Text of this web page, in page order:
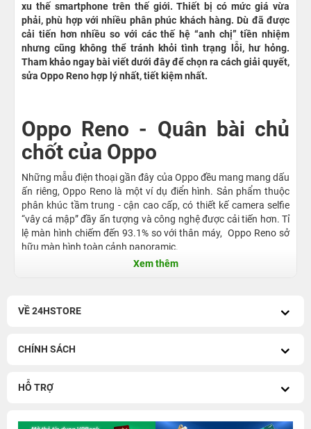
xu thế smartphone trên thế giới. Thiết bị có mức giá vừa
phải, phù hợp với nhiều phân phúc khách hàng. Dù đã được
cải tiến hơn nhiều so với các thế hệ “anh chị” tiền nhiệm
nhưng cũng không thể tránh khỏi tình trạng lỗi, hư hỏng.
Tham khảo ngay bài viết dưới đây để chọn ra cách giải quyết,
sửa Oppo Reno hợp lý nhất, tiết kiệm nhất.
Oppo Reno - Quân bài chủ
chốt của Oppo
Những mẫu điện thoại gần đây của Oppo đều mang mang dấu
ấn riêng, Oppo Reno là một ví dụ điển hình. Sản phẩm thuộc
phân khúc tầm trung - cận cao cấp, có thiết kế camera selfie
“vây cá mập” đầy ấn tượng và công nghệ được cải tiến hơn. Tỉ
lệ màn hình chiếm đến 93.1% so với thân máy, Oppo Reno sở
hữu màn hình toàn cảnh panoramic.
Để có thể tiếp cận với nhiều tập khách hàng, Oppo cho ra đời
vị thu hút khách hàng như camera “thò thụt”, sử dụng con
nhân cho thấy máy bị hỏng
và cần sửa Oppo Reno
Xem thêm
VỀ 24HSTORE
CHÍNH SÁCH
HỖ TRỢ